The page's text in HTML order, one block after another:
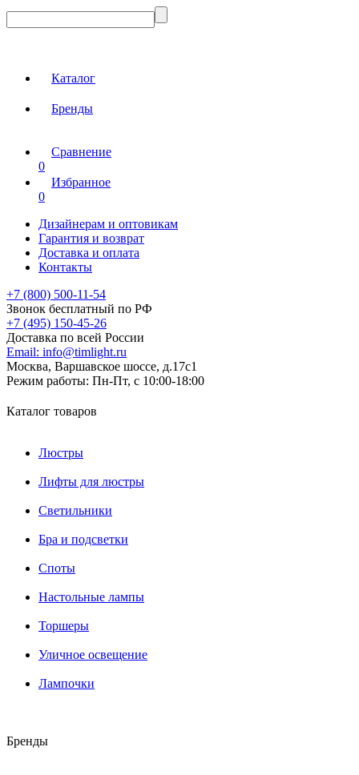
Каталог
Бренды
Сравнение
0
Избранное
0
Дизайнерам и оптовикам
Гарантия и возврат
Доставка и оплата
Контакты
+7 (800) 500-11-54
Звонок бесплатный по РФ
+7 (495) 150-45-26
Доставка по всей России
Email: info@timlight.ru
Москва, Варшавское шоссе, д.17c1
Режим работы: Пн-Пт, с 10:00-18:00
Каталог товаров
Люстры
Лифты для люстры
Светильники
Бра и подсветки
Споты
Настольные лампы
Торшеры
Уличное освещение
Лампочки
Бренды